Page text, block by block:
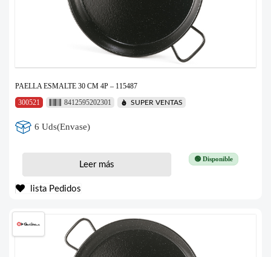
PAELLA ESMALTE 30 CM 4P – 115487
300521
8412595202301 SUPER VENTAS
6 Uds(Envase)
🟢 Disponible
Leer más
lista Pedidos